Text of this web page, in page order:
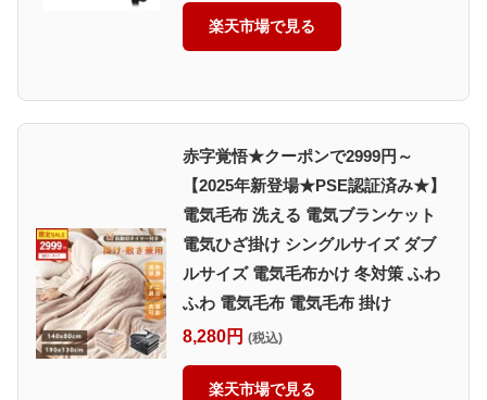
楽天市場で見る
赤字覚悟★クーポンで2999円～
【2025年新登場★PSE認証済み★】
電気毛布 洗える 電気ブランケット
電気ひざ掛け シングルサイズ ダブ
ルサイズ 電気毛布かけ 冬対策 ふわ
ふわ 電気毛布 電気毛布 掛け
8,280円 (税込)
楽天市場で見る